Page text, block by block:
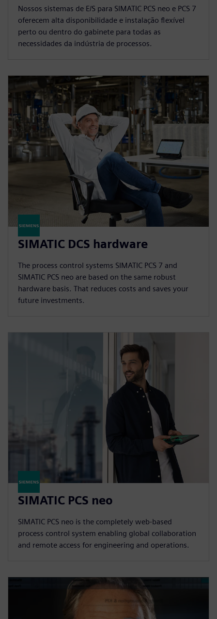
Nossos sistemas de E/S para SIMATIC PCS neo e PCS 7
oferecem alta disponibilidade e instalação flexível
perto ou dentro do gabinete para todas as
necessidades da indústria de processos.
SIMATIC DCS hardware
The process control systems SIMATIC PCS 7 and
SIMATIC PCS neo are based on the same robust
hardware basis. That reduces costs and saves your
future investments.
SIMATIC PCS neo
SIMATIC PCS neo is the completely web-based
process control system enabling global collaboration
and remote access for engineering and operations.